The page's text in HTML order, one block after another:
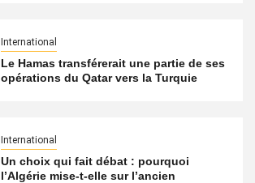
International
Le Hamas transférerait une partie de ses
opérations du Qatar vers la Turquie
International
Un choix qui fait débat : pourquoi
l’Algérie mise-t-elle sur l’ancien